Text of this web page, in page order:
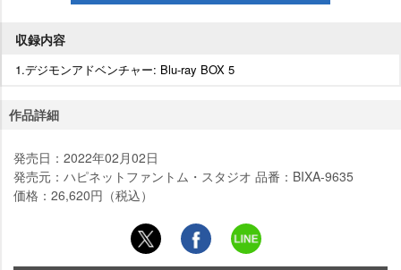
収録内容
1.デジモンアドベンチャー: Blu-ray BOX 5
作品詳細
発売日：2022年02月02日
発売元：ハピネットファントム・スタジオ 品番：BIXA-9635
価格：26,620円（税込）